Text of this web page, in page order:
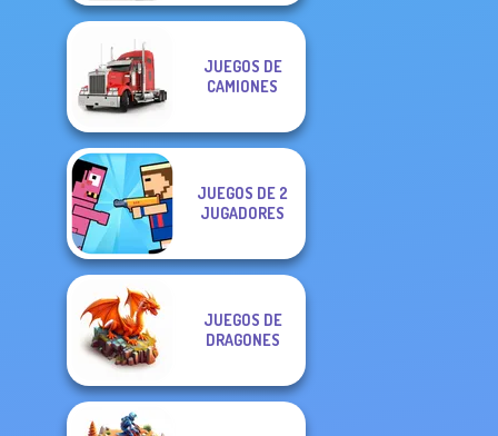
JUEGOS DE
CAMIONES
JUEGOS DE 2
JUGADORES
JUEGOS DE
DRAGONES